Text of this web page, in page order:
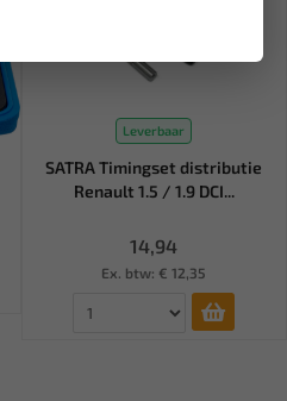
Leverbaar
SATRA Timingset distributie
Renault 1.5 / 1.9 DCI...
14,94
Ex. btw: € 12,35